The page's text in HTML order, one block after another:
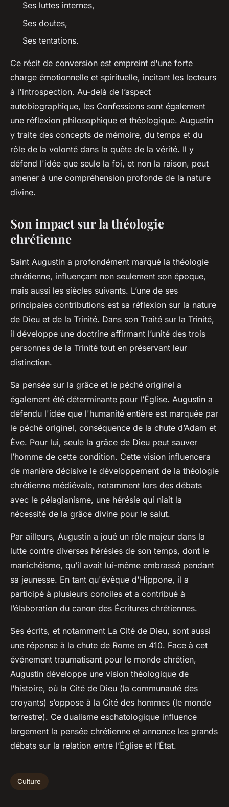
Ses luttes internes,
Ses doutes,
Ses tentations.
Ce récit de conversion est empreint d'une forte
charge émotionnelle et spirituelle, incitant les lecteurs
à l'introspection. Au-delà de l’aspect
autobiographique, les Confessions sont également
une réflexion philosophique et théologique. Augustin
y traite des concepts de mémoire, du temps et du
rôle de la volonté dans la quête de la vérité. Il y
défend l'idée que seule la foi, et non la raison, peut
amener à une compréhension profonde de la nature
divine.
Son impact sur la théologie
chrétienne
Saint Augustin a profondément marqué la théologie
chrétienne, influençant non seulement son époque,
mais aussi les siècles suivants. L’une de ses
principales contributions est sa réflexion sur la nature
de Dieu et de la Trinité. Dans son Traité sur la Trinité,
il développe une doctrine affirmant l’unité des trois
personnes de la Trinité tout en préservant leur
distinction.
Sa pensée sur la grâce et le péché originel a
également été déterminante pour l’Église. Augustin a
défendu l'idée que l'humanité entière est marquée par
le péché originel, conséquence de la chute d’Adam et
Ève. Pour lui, seule la grâce de Dieu peut sauver
l’homme de cette condition. Cette vision influencera
de manière décisive le développement de la théologie
chrétienne médiévale, notamment lors des débats
avec le pélagianisme, une hérésie qui niait la
nécessité de la grâce divine pour le salut.
Par ailleurs, Augustin a joué un rôle majeur dans la
lutte contre diverses hérésies de son temps, dont le
manichéisme, qu’il avait lui-même embrassé pendant
sa jeunesse. En tant qu'évêque d'Hippone, il a
participé à plusieurs conciles et a contribué à
l’élaboration du canon des Écritures chrétiennes.
Ses écrits, et notamment La Cité de Dieu, sont aussi
une réponse à la chute de Rome en 410. Face à cet
événement traumatisant pour le monde chrétien,
Augustin développe une vision théologique de
l'histoire, où la Cité de Dieu (la communauté des
croyants) s’oppose à la Cité des hommes (le monde
terrestre). Ce dualisme eschatologique influence
largement la pensée chrétienne et annonce les grands
débats sur la relation entre l’Église et l’État.
Culture